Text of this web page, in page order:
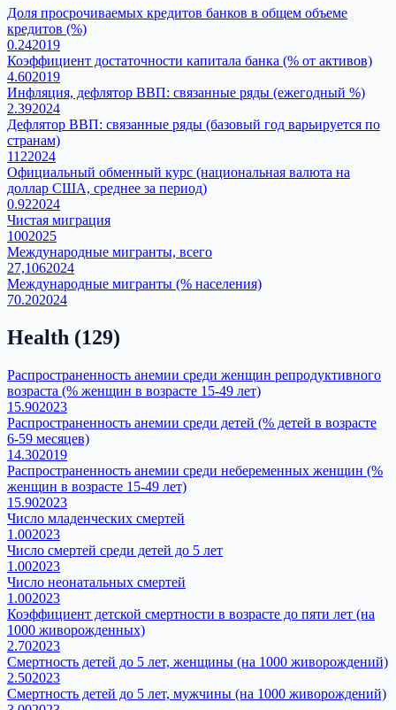
Доля просрочиваемых кредитов банков в общем объеме
кредитов (%)
0.242019
Коэффициент достаточности капитала банка (% от активов)
4.602019
Инфляция, дефлятор ВВП: связанные ряды (ежегодный %)
2.392024
Дефлятор ВВП: связанные ряды (базовый год варьируется по
странам)
1122024
Официальный обменный курс (национальная валюта на
доллар США, среднее за период)
0.922024
Чистая миграция
1002025
Международные мигранты, всего
27,1062024
Международные мигранты (% населения)
70.202024
Health (129)
Распространенность анемии среди женщин репродуктивного
возраста (% женщин в возрасте 15-49 лет)
15.902023
Распространенность анемии среди детей (% детей в возрасте
6-59 месяцев)
14.302019
Распространенность анемии среди небеременных женщин (%
женщин в возрасте 15-49 лет)
15.902023
Число младенческих смертей
1.002023
Число смертей среди детей до 5 лет
1.002023
Число неонатальных смертей
1.002023
Коэффициент детской смертности в возрасте до пяти лет (на
1000 живорожденных)
2.702023
Смертность детей до 5 лет, женщины (на 1000 живорождений)
2.502023
Смертность детей до 5 лет, мужчины (на 1000 живорождений)